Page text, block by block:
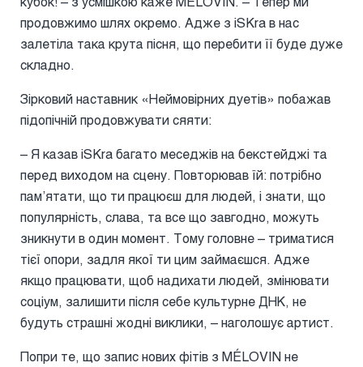
продовжимо шлях окремо. Адже з iSKra в нас
залетіла така крута пісня, що перебити її буде дуже
складно.
Зірковий наставник «Неймовірних дуетів» побажав
підопічній продовжувати сяяти:
– Я казав iSKra багато меседжів на бекстейджі та
перед виходом на сцену. Повторював їй: потрібно
памʼятати, що ти працюєш для людей, і знати, що
популярність, слава, та все що завгодно, можуть
зникнути в один момент. Тому головне – триматися
тієї опори, задля якої ти цим займаєшся. Адже
якщо працювати, щоб надихати людей, змінювати
соціум, залишити після себе культурне ДНК, не
будуть страшні жодні виклики, – наголошує артист.
Попри те, що запис нових фітів з MÉLOVIN не